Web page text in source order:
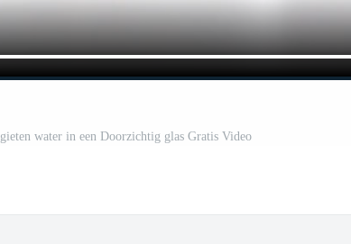
gieten water in een Doorzichtig glas Gratis Video